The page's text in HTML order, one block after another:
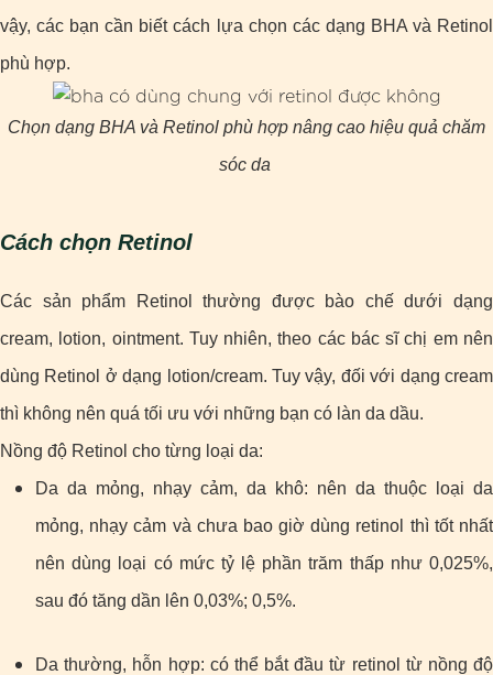
vậy, các bạn cần biết cách lựa chọn các dạng BHA và Retinol
phù hợp.
Chọn dạng BHA và Retinol phù hợp nâng cao hiệu quả chăm
sóc da
Cách chọn Retinol
Các sản phẩm Retinol thường được bào chế dưới dạng
cream, lotion, ointment. Tuy nhiên, theo các bác sĩ chị em nên
dùng Retinol ở dạng lotion/cream. Tuy vậy, đối với dạng cream
thì không nên quá tối ưu với những bạn có làn da dầu.
Nồng độ Retinol cho từng loại da:
Da da mỏng, nhạy cảm, da khô: nên da thuộc loại da
mỏng, nhạy cảm và chưa bao giờ dùng retinol thì tốt nhất
nên dùng loại có mức tỷ lệ phần trăm thấp như 0,025%,
sau đó tăng dần lên 0,03%; 0,5%.
Da thường, hỗn hợp: có thể bắt đầu từ retinol từ nồng độ